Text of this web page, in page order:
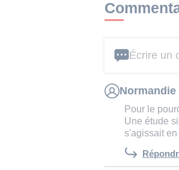
Écrire un
Normandie
Pour le
Une étude
s'agissait